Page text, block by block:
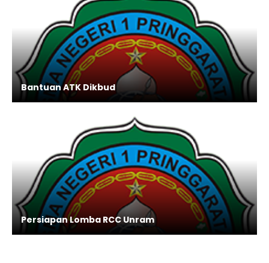
Bantuan ATK Dikbud
Persiapan Lomba RCC Unram